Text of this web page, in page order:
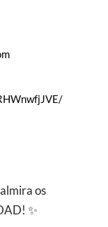
os
✨